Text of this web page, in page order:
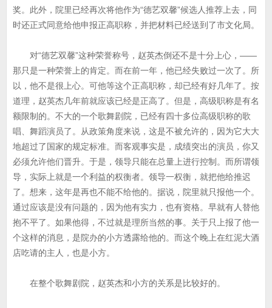
奖。此外，院里已经再次将他作为“德艺双馨”候选人推荐上去，同
时还正式同意给他申报正高职称，并把材料已经送到了市文化局。
对“德艺双馨”这种荣誉称号，赵英杰倒还不是十分上心，——
那只是一种荣誉上的肯定。而在前一年，他已经失败过一次了。所
以，他不是很上心。可他等这个正高职称，却已经有好几年了。按
道理，赵英杰几年前就应该已经是正高了。但是，高级职称是有名
额限制的。不大的一个歌舞剧院，已经有四十多位高级职称的歌
唱、舞蹈演员了。从政策角度来说，这是不被允许的，因为它大大
地超过了国家的规定标准。而客观事实是，成绩突出的演员，你又
必须允许他们晋升。于是，领导只能在总量上进行控制。而所谓领
导，实际上就是一个利益的权衡者。领导一权衡，就把他给推迟
了。想来，这年是再也不能不给他的。据说，院里就只报他一个。
通过应该是没有问题的，因为他有实力，也有资格。早就有人替他
抱不平了。如果他得，不过就是理所当然的事。关于只上报了他一
个这样的消息，是院办的小方透露给他的。而这个晚上在红泥大酒
店吃请的主人，也是小方。
在整个歌舞剧院，赵英杰和小方的关系是比较好的。